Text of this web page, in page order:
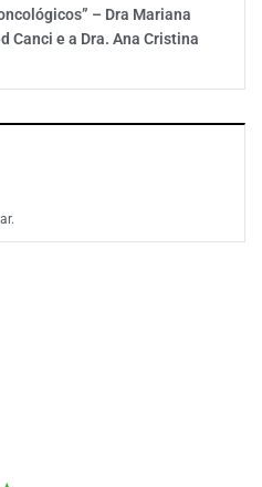
– Dra Mariana
Canci e a Dra. Ana Cristina